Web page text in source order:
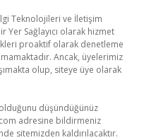
Teknolojileri ve İletişim
Yer Sağlayıcı olarak hizmet
proaktif olarak denetleme
Ancak, üyelerimiz
olup, siteye üye olarak
düşündüğünüz
adresine bildirmeniz
sitemizden kaldırılacaktır.